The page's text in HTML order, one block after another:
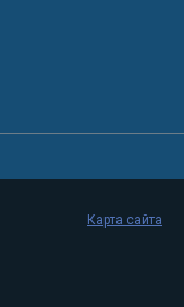
Карта сайта